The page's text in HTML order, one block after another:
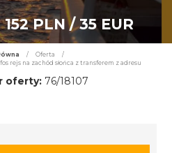
152 PLN / 35 EUR
/ Oferta
/
rejs na zachód słońca z transferem z adresu
oferty: 76/18107